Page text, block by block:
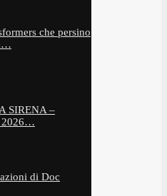
che persino
SIRENA –
2026…
di Doc